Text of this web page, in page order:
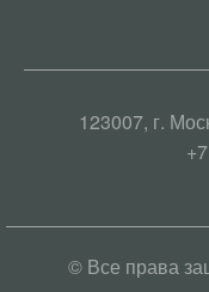
123007, г.
© Все права